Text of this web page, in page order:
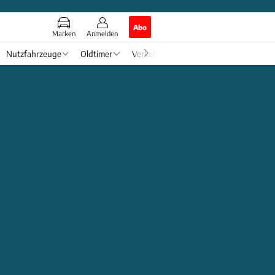
Marken Anmelden
Abo
Nutzfahrzeuge Oldtimer Verkehr